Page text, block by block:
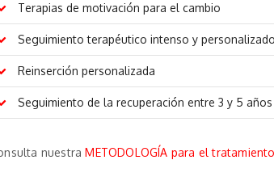
Terapias de motivación para el cambio
Seguimiento terapéutico intenso y personalizado
Reinserción personalizada
Seguimiento de la recuperación entre 3 y 5 años
nuestraMETODOLOGÍA para el